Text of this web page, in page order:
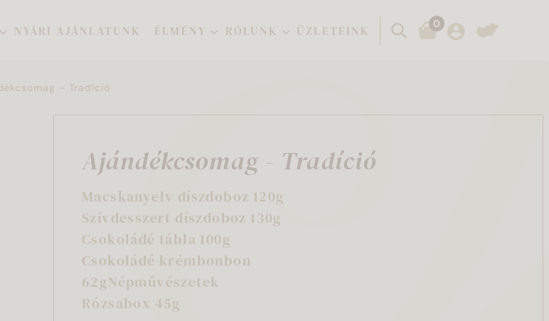
NYÁRI AJÁNLATUNK ÉLMÉNY RÓLUNK ÜZLETEINK Keresés0
- Tradíció
Ajándékcsomag - Tradíció
Macskanyelv díszdoboz 120g
Szívdesszert díszdoboz 130g
Csokoládé tábla 100g
Csokoládé krémbonbon
62gNépművészetek
Rózsabox 45g